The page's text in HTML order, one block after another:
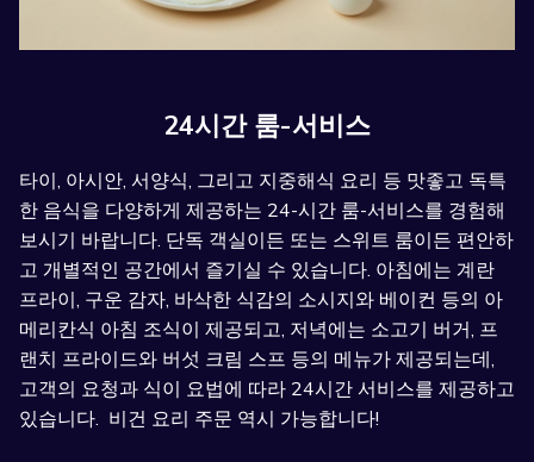
24시간 룸-서비스
타이, 아시안, 서양식, 그리고 지중해식 요리 등 맛좋고 독특
한 음식을 다양하게 제공하는 24-시간 룸-서비스를 경험해
보시기 바랍니다. 단독 객실이든 또는 스위트 룸이든 편안하
고 개별적인 공간에서 즐기실 수 있습니다. 아침에는 계란
프라이, 구운 감자, 바삭한 식감의 소시지와 베이컨 등의 아
메리칸식 아침 조식이 제공되고, 저녁에는 소고기 버거, 프
랜치 프라이드와 버섯 크림 스프 등의 메뉴가 제공되는데,
고객의 요청과 식이 요법에 따라 24시간 서비스를 제공하고
있습니다. 비건 요리 주문 역시 가능합니다!